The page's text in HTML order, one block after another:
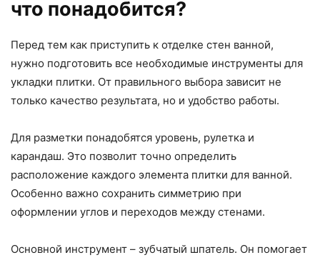
что понадобится?
Перед тем как приступить к отделке стен ванной,
нужно подготовить все необходимые инструменты для
укладки плитки. От правильного выбора зависит не
только качество результата, но и удобство работы.
Для разметки понадобятся уровень, рулетка и
карандаш. Это позволит точно определить
расположение каждого элемента плитки для ванной.
Особенно важно сохранить симметрию при
оформлении углов и переходов между стенами.
Основной инструмент – зубчатый шпатель. Он помогает